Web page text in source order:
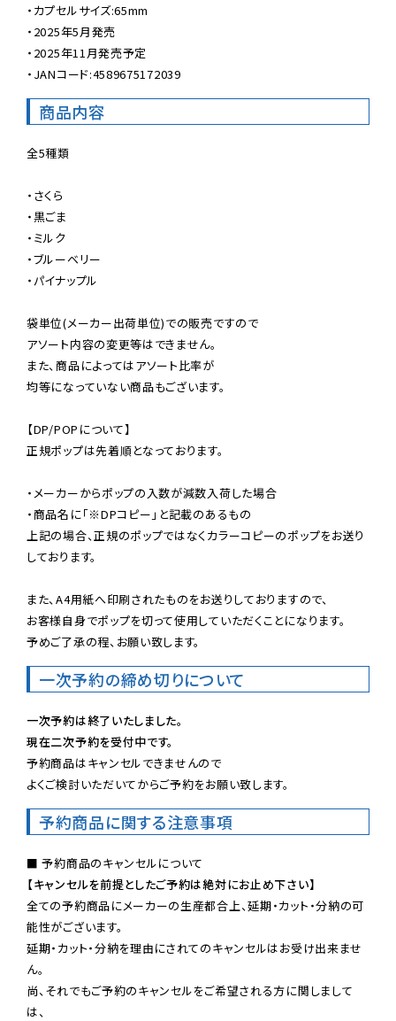
・カプセルサイズ:65mm
・2025年5月発売
・2025年11月発売予定
・JANコード:4589675172039
商品内容
全5種類
・さくら
・黒ごま
・ミルク
・ブルーベリー
・パイナップル
袋単位(メーカー出荷単位)での販売ですので
アソート内容の変更等はできません。
また、商品によってはアソート比率が
均等になっていない商品もございます。
【DP/POPについて】
正規ポップは先着順となっております。
・メーカーからポップの入数が減数入荷した場合
・商品名に「※DPコピー」と記載のあるもの
上記の場合、正規のポップではなくカラーコピーのポップをお送り
しております。
また、A4用紙へ印刷されたものをお送りしておりますので、
お客様自身でポップを切って使用していただくことになります。
予めご了承の程、お願い致します。
一次予約の締め切りについて
一次予約は終了いたしました。
現在二次予約を受付中です。
予約商品はキャンセルできませんので
よくご検討いただいてからご予約をお願い致します。
予約商品に関する注意事項
【キャンセルを前提としたご予約は絶対にお止め下さい】
全ての予約商品にメーカーの生産都合上、延期・カット・分納の可
能性がございます。
延期・カット・分納を理由にされてのキャンセルはお受け出来ませ
ん。
尚、それでもご予約のキャンセルをご希望される方に関しまして
は、